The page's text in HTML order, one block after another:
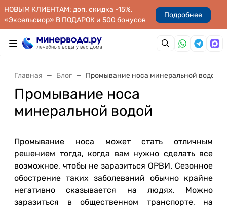
НОВЫМ КЛИЕНТАМ: доп. скидка -15%,
«Эксельсиор» В ПОДАРОК и 500 бонусов
Подробнее
Главная Блог Промывание носа минеральной водой
Промывание носа
минеральной водой
Промывание носа может стать отличным
решением тогда, когда вам нужно сделать все
возможное, чтобы не заразиться ОРВИ. Сезонное
обострение таких заболеваний обычно крайне
негативно сказывается на людях. Можно
заразиться в общественном транспорте, на